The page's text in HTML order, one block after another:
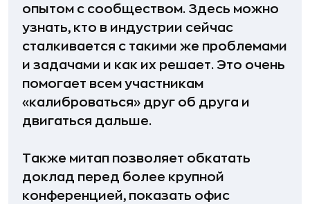
опытом с сообществом. Здесь можно
узнать, кто в индустрии сейчас
сталкивается с такими же проблемами
и задачами и как их решает. Это очень
помогает всем участникам
«калиброваться» друг об друга и
двигаться дальше.
Также митап позволяет обкатать
доклад перед более крупной
конференцией, показать офис